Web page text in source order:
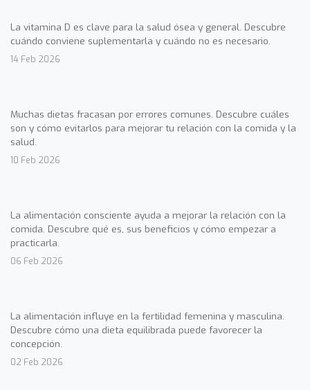
La vitamina D es clave para la salud ósea y general. Descubre
cuándo conviene suplementarla y cuándo no es necesario.
14 Feb 2026
Muchas dietas fracasan por errores comunes. Descubre cuáles
son y cómo evitarlos para mejorar tu relación con la comida y la
salud.
10 Feb 2026
La alimentación consciente ayuda a mejorar la relación con la
comida. Descubre qué es, sus beneficios y cómo empezar a
practicarla.
06 Feb 2026
La alimentación influye en la fertilidad femenina y masculina.
Descubre cómo una dieta equilibrada puede favorecer la
concepción.
02 Feb 2026